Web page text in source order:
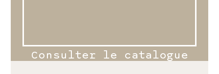
Consulter le catalogue